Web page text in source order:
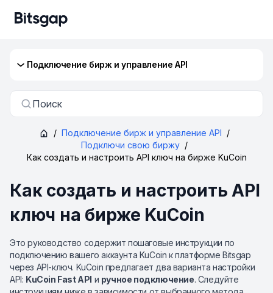
Подключение бирж и управление API
Поиск
/ Подключение бирж и управление API /
Подключи свою биржу /
Как создать и настроить API ключ на бирже KuCoin
Как создать и настроить API
ключ на бирже KuCoin
Это руководство содержит пошаговые инструкции по
подключению вашего аккаунта KuCoin к платформе Bitsgap
через API-ключ. KuCoin предлагает два варианта настройки
API: KuCoin Fast API и ручное подключение. Следуйте